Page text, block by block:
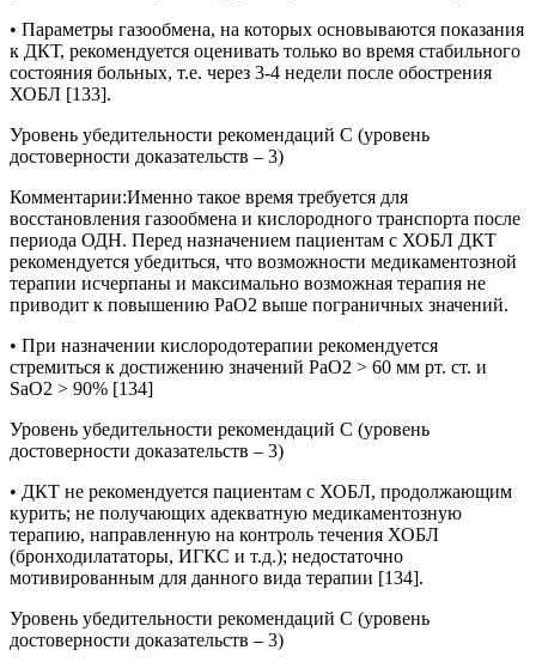
• Параметры газообмена, на которых основываются показания
к ДКТ, рекомендуется оценивать только во время стабильного
состояния больных, т.е. через 3-4 недели после обострения
ХОБЛ [133].
Уровень убедительности рекомендаций С (уровень
достоверности доказательств – 3)
Комментарии:Именно такое время требуется для
восстановления газообмена и кислородного транспорта после
периода ОДН. Перед назначением пациентам с ХОБЛ ДКТ
рекомендуется убедиться, что возможности медикаментозной
терапии исчерпаны и максимально возможная терапия не
приводит к повышению РаО2 выше пограничных значений.
• При назначении кислородотерапии рекомендуется
стремиться к достижению значений РаО2 > 60 мм рт. ст. и
SaO2 > 90% [134]
Уровень убедительности рекомендаций С (уровень
достоверности доказательств – 3)
• ДКТ не рекомендуется пациентам с ХОБЛ, продолжающим
курить; не получающих адекватную медикаментозную
терапию, направленную на контроль течения ХОБЛ
(бронходилататоры, ИГКС и т.д.); недостаточно
мотивированным для данного вида терапии [134].
Уровень убедительности рекомендаций С (уровень
достоверности доказательств – 3)